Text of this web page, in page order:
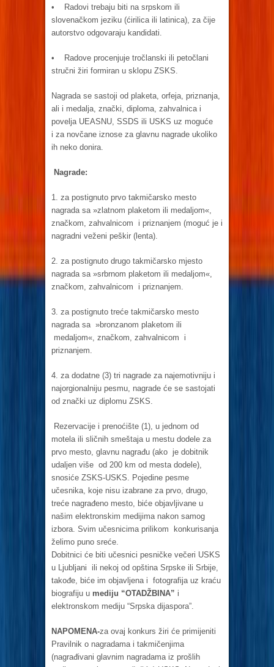
• Radovi trebaju biti na srpskom ili
slovenačkom jeziku (ćirilica ili latinica), za čije
autorstvo odgovaraju kandidati.
• Radove procenjuje tročlanski ili petočlani
stručni žiri formiran u sklopu ZSKS.
Nagrada se sastoji od plaketa, orfeja, priznanja,
ali i medalja, znački, diploma, zahvalnica i
povelja UEASNU, SSDS ili USKS uz moguće
i za novčane iznose za glavnu nagrade ukoliko
ih neko donira.
Nagrade:
1. za postignuto prvo takmičarsko mesto
nagrada sa »zlatnom plaketom ili medaljom«,
značkom, zahvalnicom i priznanjem (moguć je i
nagradni veženi peškir (lenta).
2. za postignuto drugo takmičarsko mjesto
nagrada sa »srbrnom plaketom ili medaljom«,
značkom, zahvalnicom i priznanjem.
3. za postignuto treće takmičarsko mesto
nagrada sa »bronzanom plaketom ili
medaljom«, značkom, zahvalnicom i
priznanjem.
4. za dodatne (3) tri nagrade za najemotivniju i
najorgionalniju pesmu, nagrade će se sastojati
od znački uz diplomu ZSKS.
Rezervacije i prenoćište (1), u jednom od
motela ili sličnih smeštaja u mestu dodele za
prvo mesto, glavnu nagrađu (ako je dobitnik
udaljen više od 200 km od mesta dodele),
snosiće ZSKS-USKS. Pojedine pesme
učesnika, koje nisu izabrane za prvo, drugo,
treće nagrađeno mesto, biće objavljivane u
našim elektronskim medijima nakon samog
izbora. Svim učesnicima prilikom konkurisanja
želimo puno sreće.
Dobitnici će biti učesnici pesničke večeri USKS
u Ljubljani ili nekoj od opština Srpske ili Srbije,
takođe, biće im objavljena i fotografija uz kraću
biografiju u mediju “OTADŽBINA” i
elektronskom mediju “Srpska dijaspora”.
NAPOMENA-za ovaj konkurs žiri će primijeniti
Pravilnik o nagradama i takmičenjima
(nagrađivani glavnim nagradama iz prošlih